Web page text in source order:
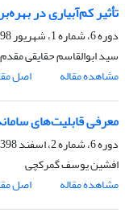
تأثیر کم‌آبیاری در
دوره 6، شماره 1، شهریور 1398، صفحه
سید ابوالقاسم حقایقی
مشاهده مقاله
اصل
معرفی قابلیت‌های
دوره 6، شماره 2، اسفند 1398، صفحه
افشین یوسف گمرکچی
مشاهده مقاله
اصل